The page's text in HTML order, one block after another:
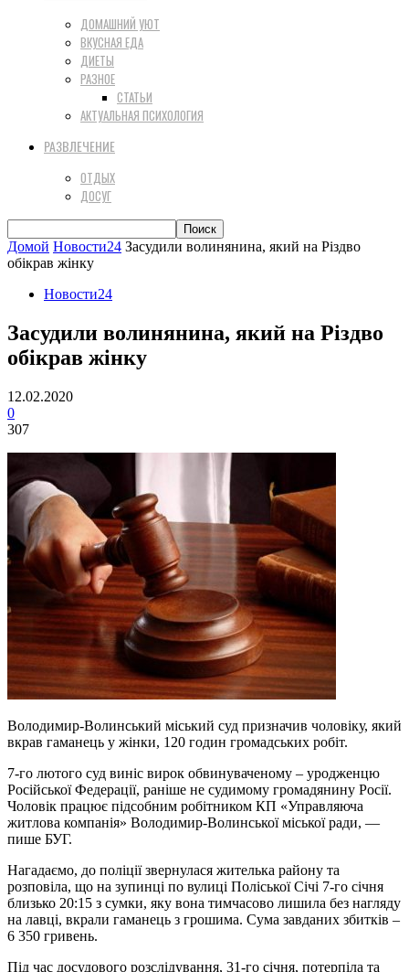
ДОМАШНИЙ УЮТ
ВКУСНАЯ ЕДА
ДИЕТЫ
РАЗНОЕ
СТАТЬИ
АКТУАЛЬНАЯ ПСИХОЛОГИЯ
РАЗВЛЕЧЕНИЕ
ОТДЫХ
ДОСУГ
Домой Новости24 Засудили волинянина, який на Різдво
обікрав жінку
Новости24
Засудили волинянина, який на Різдво
обікрав жінку
12.02.2020
0
307
Володимир-Волинський міський суд призначив чоловіку, який
вкрав гаманець у жінки, 120 годин громадських робіт.
7-го лютого суд виніс вирок обвинуваченому – уродженцю
Російської Федерації, раніше не судимому громадянину Росії.
Чоловік працює підсобним робітником КП «Управляюча
житлова компанія» Володимир-Волинської міської ради, —
пише БУГ.
Нагадаємо, до поліції звернулася жителька району та
розповіла, що на зупинці по вулиці Поліської Січі 7-го січня
близько 20:15 з сумки, яку вона тимчасово лишила без нагляду
на лавці, вкрали гаманець з грошима. Сума завданих збитків –
6 350 гривень.
Під час досудового розслідування, 31-го січня, потерпіла та